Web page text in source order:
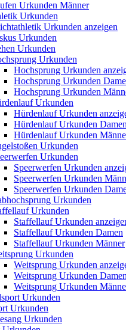
Urkunden Männer
Urkunden
Urkunden anzeigen
Urkunden
Urkunden
Urkunden
Hochsprung Urkunden
Hochsprung Urkunden
Hochsprung Urkunden
Urkunden
Hürdenlauf Urkunden
Hürdenlauf Urkunden Damen
Hürdenlauf Urkunden
Urkunden
Urkunden
Speerwerfen Urkunden
Speerwerfen Urkunden
Speerwerfen Urkunden
Urkunden
Urkunden
Staffellauf Urkunden
Staffellauf Urkunden Damen
Staffellauf Urkunden Männer
Urkunden
Weitsprung Urkunden
Weitsprung Urkunden Damen
Weitsprung Urkunden
Urkunden
Urkunden
Urkunden